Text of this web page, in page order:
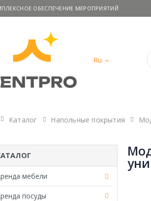
ОБЕСПЕЧЕНИЕ МЕРОПРИЯТИЙ
Ru
Главная
Каталог Напольные покрытия
мебели
посуды